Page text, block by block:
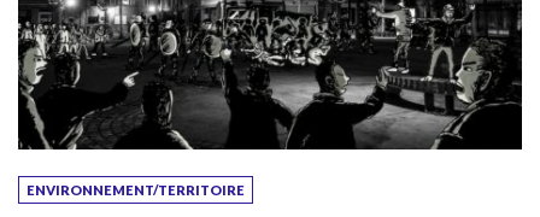
ENVIRONNEMENT/TERRITOIRE